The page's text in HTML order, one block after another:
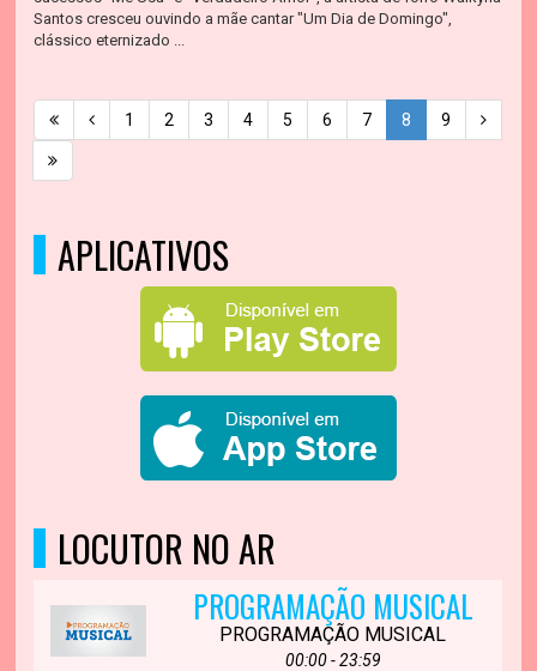
Santos cresceu ouvindo a mãe cantar "Um Dia de Domingo",
clássico eternizado ...
1 2 3 4 5 6 7 8 9
APLICATIVOS
LOCUTOR NO AR
PROGRAMAÇÃO MUSICAL
PROGRAMAÇÃO MUSICAL
00:00 - 23:59